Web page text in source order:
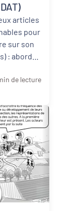
articles
pour
sur son
: aborde
de lecture